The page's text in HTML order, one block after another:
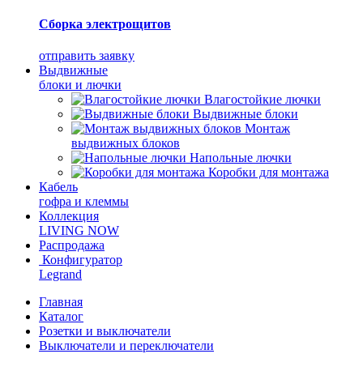
Сборка электрощитов
отправить заявку
Выдвижные
блоки и лючки
Влагостойкие лючки
Выдвижные блоки
Монтаж
выдвижных блоков
Напольные лючки
Коробки для монтажа
Кабель
гофра и клеммы
Коллекция
LIVING NOW
Распродажа
Конфигуратор
Legrand
Главная
Каталог
Розетки и выключатели
Выключатели и переключатели